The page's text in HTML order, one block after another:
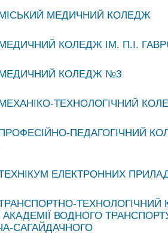
МЕДИЧНИЙ КОЛЕДЖ
КОЛЕДЖ ІМ. П.І.
МЕДИЧНИЙ КОЛЕДЖ №3
ТЕХНОЛОГІЧНИЙ
ПЕДАГОГІЧНИЙ
ЕЛЕКТРОННИХ
ТЕХНОЛОГІЧНИЙ
ВОДНОГО
САГАЙДАЧНОГО